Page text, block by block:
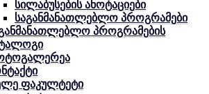
სილაბუსების ანოტაციები
საგანმანათლებლო პროგრამები
პროგრამების
ფაკულტეტი